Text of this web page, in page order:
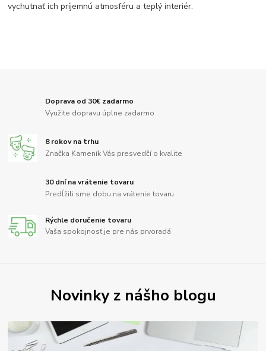
vychutnať ich príjemnú atmosféru a teplý interiér.
Doprava od 30€ zadarmo
Využite dopravu úplne zadarmo
8 rokov na trhu
Značka Kameník Vás presvedčí o kvalite
30 dní na vrátenie tovaru
Predĺžili sme dobu na vrátenie tovaru
Rýchle doručenie tovaru
Vaša spokojnosť je pre nás prvoradá
Novinky z nášho blogu